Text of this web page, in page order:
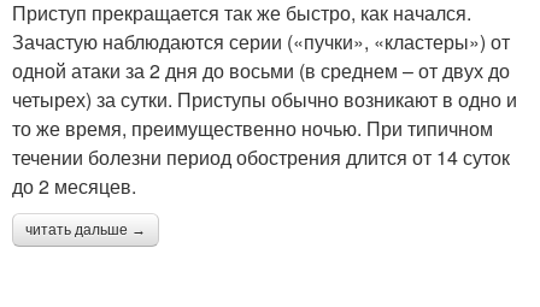
Приступ прекращается так же быстро, как начался.
Зачастую наблюдаются серии («пучки», «кластеры») от
одной атаки за 2 дня до восьми (в среднем – от двух до
четырех) за сутки. Приступы обычно возникают в одно и
то же время, преимущественно ночью. При типичном
течении болезни период обострения длится от 14 суток
до 2 месяцев.
читать дальше →